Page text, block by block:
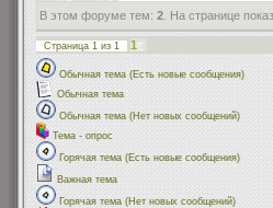
В этом форуме тем: 2 . На странице
Страница 1 из 1 1
Обычная тема (Есть новые сообщения)
Обычная тема
Обычная тема (Нет новых сообщений)
Тема - опрос
Горячая тема (Есть новые сообщения)
Важная тема
Горячая тема (Нет новых сообщений)